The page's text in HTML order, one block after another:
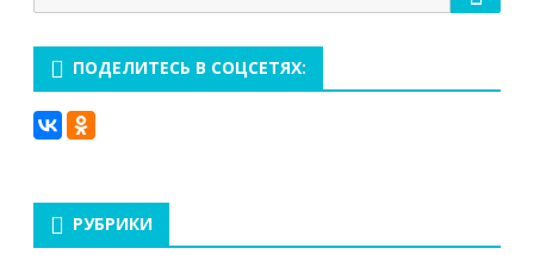
для:
ПОДЕЛИТЕСЬ В СОЦСЕТЯХ:
РУБРИКИ